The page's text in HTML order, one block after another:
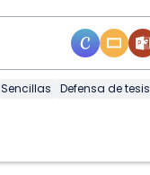
Sencillas Defensa de tesis